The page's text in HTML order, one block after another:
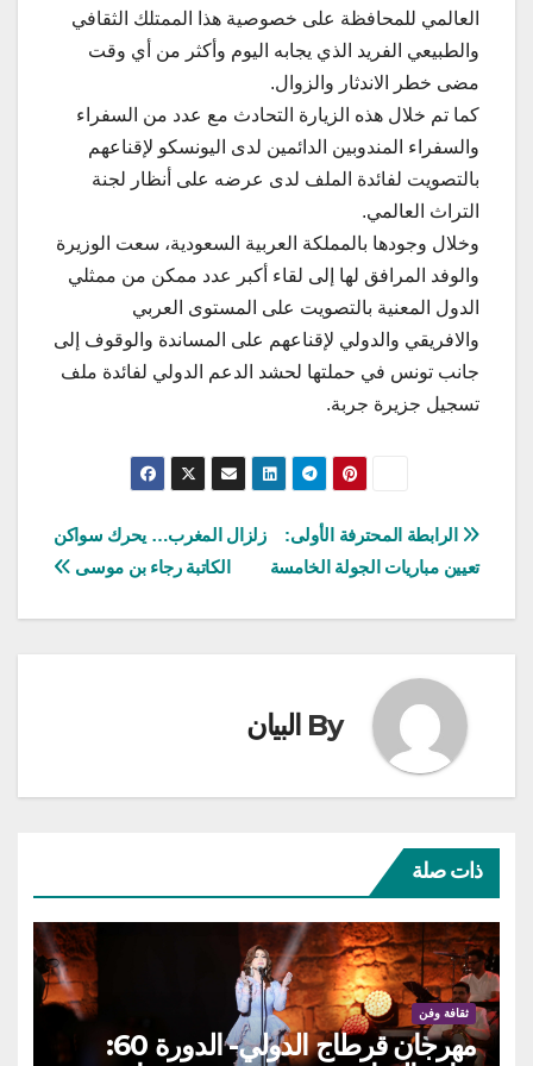
العالمي للمحافظة على خصوصية هذا الممتلك الثقافي
والطبيعي الفريد الذي يجابه اليوم وأكثر من أي وقت
مضى خطر الاندثار والزوال.
كما تم خلال هذه الزيارة التحادث مع عدد من السفراء
والسفراء المندوبين الدائمين لدى اليونسكو لإقناعهم
بالتصويت لفائدة الملف لدى عرضه على أنظار لجنة
التراث العالمي.
وخلال وجودها بالمملكة العربية السعودية، سعت الوزيرة
والوفد المرافق لها إلى لقاء أكبر عدد ممكن من ممثلي
الدول المعنية بالتصويت على المستوى العربي
والافريقي والدولي لإقناعهم على المساندة والوقوف إلى
جانب تونس في حملتها لحشد الدعم الدولي لفائدة ملف
تسجيل جزيرة جربة.
تصفّح
المقالات
زلزال المغرب… يحرك سواكن
الكاتبة رجاء بن موسى
الرابطة المحترفة الأولى:
تعيين مباريات الجولة الخامسة
By البيان
ذات صلة
ثقافة وفن
مهرجان قرطاج الدولي- الدورة 60: